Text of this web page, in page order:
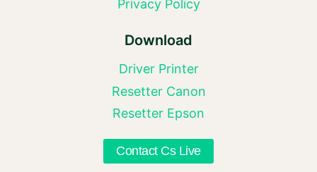
Privacy Policy
Download
Driver Printer
Resetter Canon
Resetter Epson
Contact Cs Live